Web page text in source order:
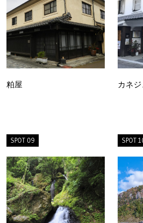
粕屋 カネ
SPOT 09 SPOT